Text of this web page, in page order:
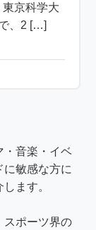
京科学大
、2 […]
・音楽・イベ
に敏感な方に
ます。
スポーツ界の